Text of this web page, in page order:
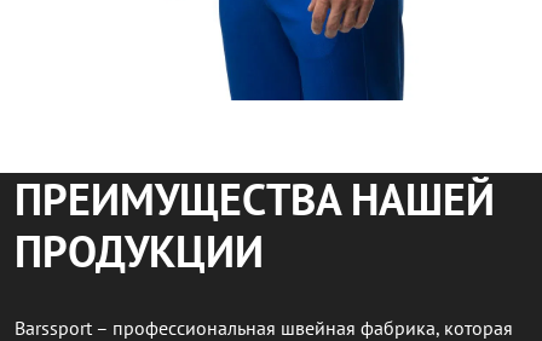
ПРЕИМУЩЕСТВА НАШЕЙ
ПРОДУКЦИИ
Barssport – профессиональная швейная фабрика, которая